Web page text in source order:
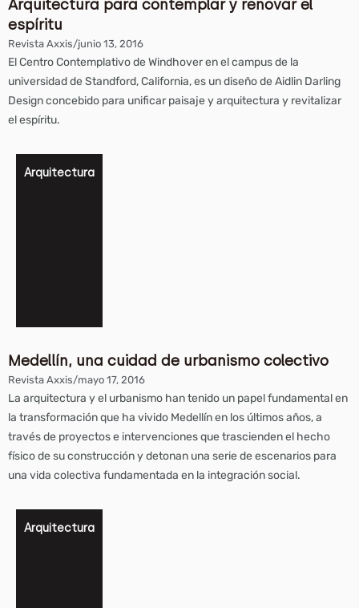
Arquitectura para contemplar y renovar el
espíritu
Revista Axxis/junio 13, 2016
El Centro Contemplativo de Windhover en el campus de la
universidad de Standford, California, es un diseño de Aidlin Darling
Design concebido para unificar paisaje y arquitectura y revitalizar
el espíritu.
Arquitectura
Medellín, una cuidad de urbanismo colectivo
Revista Axxis/mayo 17, 2016
La arquitectura y el urbanismo han tenido un papel fundamental en
la transformación que ha vivido Medellín en los últimos años, a
través de proyectos e intervenciones que trascienden el hecho
físico de su construcción y detonan una serie de escenarios para
una vida colectiva fundamentada en la integración social.
Arquitectura